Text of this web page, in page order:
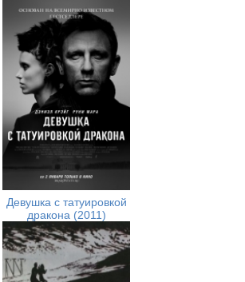
Девушка с татуировкой
дракона (2011)